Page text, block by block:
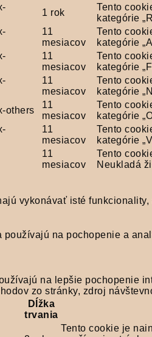
1 rok
Tento
kategórie
11
mesiacov
Tento
kategórie
11
mesiacov
Tento
kategórie
11
mesiacov
Tento
kategórie
others
11
mesiacov
Tento
kategórie
11
mesiacov
Tento
kategórie
11
mesiacov
Tento
Neukladá
vykonávať isté
používajú na pochopenie a
na lepšie pochopenie
zo stránky, zdroj
Dĺžka
trvania
Tento cookie je